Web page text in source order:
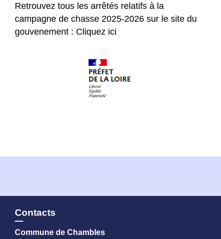
Retrouvez tous les arrêtés relatifs à la
campagne de chasse 2025-2026 sur le site du
gouvenement : Cliquez ici
Contacts
Commune de Chambles